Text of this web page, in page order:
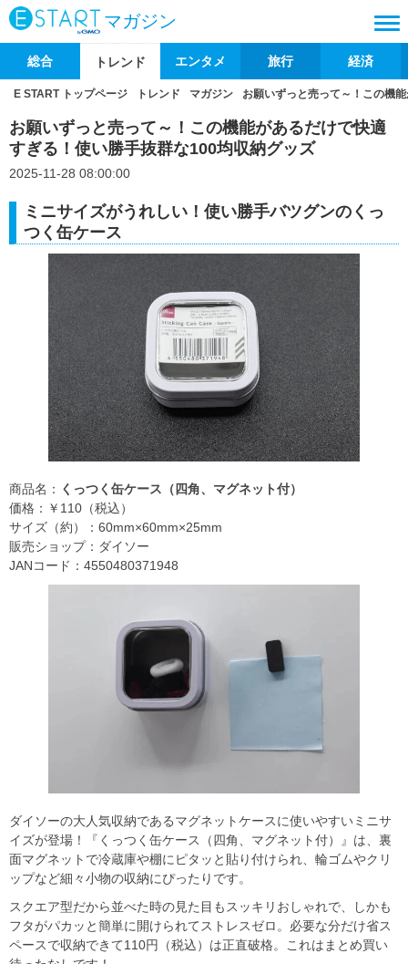
マガジン
総合 トレンド エンタメ 旅行 経済
E START トップページ トレンド マガジン お願いずっと売って～！この機
お願いずっと売って～！この機能があるだけで快適
すぎる！使い勝手抜群な100均収納グッズ
2025-11-28 08:00:00
ミニサイズがうれしい！使い勝手バツグンのくっ
つく缶ケース
商品名： くっつく缶ケース（四角、マグネット付）
価格：￥110（税込）
サイズ（約）：60mm×60mm×25mm
販売ショップ：ダイソー
JANコード：4550480371948
ダイソーの大人気収納であるマグネットケースに使いやすいミニサ
イズが登場！『くっつく缶ケース（四角、マグネット付）』は、裏
面マグネットで冷蔵庫や棚にピタッと貼り付けられ、輪ゴムやクリ
ップなど細々小物の収納にぴったりです。
スクエア型だから並べた時の見た目もスッキリおしゃれで、しかも
フタがパカッと簡単に開けられてストレスゼロ。必要な分だけ省ス
ペースで収納できて110円（税込）は正直破格。これはまとめ買い